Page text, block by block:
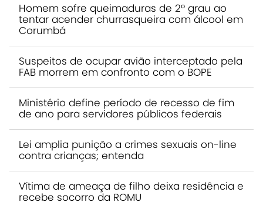
Homem sofre queimaduras de 2º grau ao
tentar acender churrasqueira com álcool em
Corumbá
Suspeitos de ocupar avião interceptado pela
FAB morrem em confronto com o BOPE
Ministério define período de recesso de fim
de ano para servidores públicos federais
Lei amplia punição a crimes sexuais on-line
contra crianças; entenda
Vítima de ameaça de filho deixa residência e
recebe socorro da ROMU